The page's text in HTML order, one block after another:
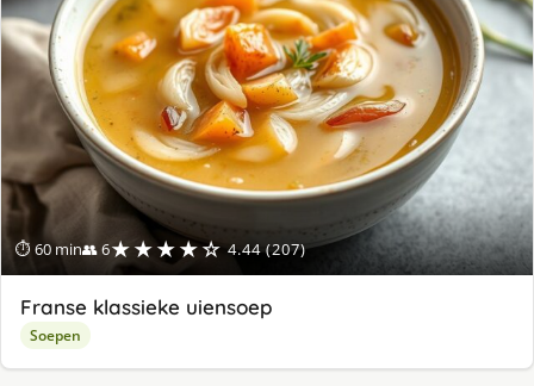
⏱ 60 min👥 6★★★★☆ 4.44 (207)
Franse klassieke uiensoep
Soepen